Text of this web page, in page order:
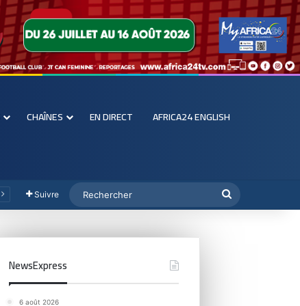
CHAÎNES EN DIRECT AFRICA24 ENGLISH
Suivre
NewsExpress
6 août 2026